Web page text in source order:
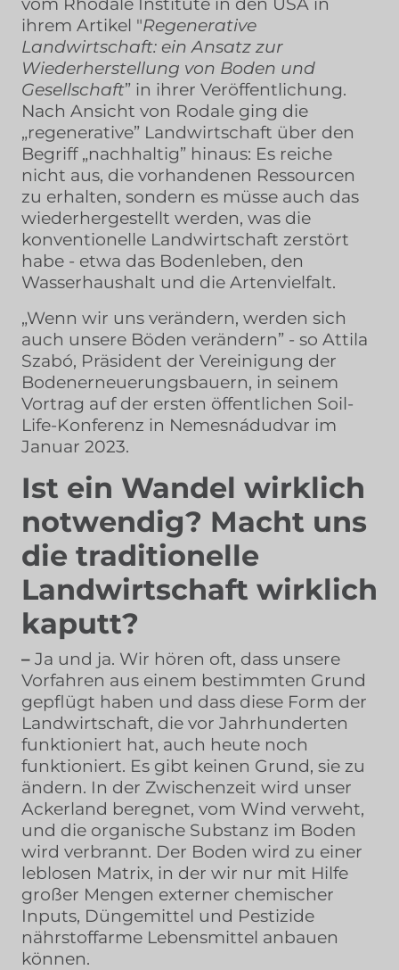
ihrem Artikel "Regenerative
Landwirtschaft: ein Ansatz zur
Wiederherstellung von Boden und
Gesellschaft” in ihrer Veröffentlichung.
Nach Ansicht von Rodale ging die
„regenerative” Landwirtschaft über den
Begriff „nachhaltig” hinaus: Es reiche
nicht aus, die vorhandenen Ressourcen
zu erhalten, sondern es müsse auch das
wiederhergestellt werden, was die
konventionelle Landwirtschaft zerstört
habe - etwa das Bodenleben, den
Wasserhaushalt und die Artenvielfalt.
„Wenn wir uns verändern, werden sich
auch unsere Böden verändern” - so Attila
Szabó, Präsident der Vereinigung der
Bodenerneuerungsbauern, in seinem
Vortrag auf der ersten öffentlichen Soil-
Life-Konferenz in Nemesnádudvar im
Januar 2023.
Ist ein Wandel wirklich
notwendig? Macht uns
die traditionelle
Landwirtschaft wirklich
kaputt?
– Ja und ja. Wir hören oft, dass unsere
Vorfahren aus einem bestimmten Grund
gepflügt haben und dass diese Form der
Landwirtschaft, die vor Jahrhunderten
funktioniert hat, auch heute noch
funktioniert. Es gibt keinen Grund, sie zu
ändern. In der Zwischenzeit wird unser
Ackerland beregnet, vom Wind verweht,
und die organische Substanz im Boden
wird verbrannt. Der Boden wird zu einer
leblosen Matrix, in der wir nur mit Hilfe
großer Mengen externer chemischer
Inputs, Düngemittel und Pestizide
nährstoffarme Lebensmittel anbauen
können.